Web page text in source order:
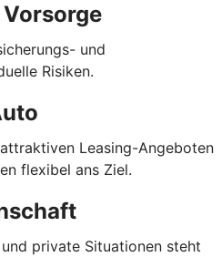
und
Risiken.
Leasing-Angeboten
flexibel ans Ziel.
private Situationen steht